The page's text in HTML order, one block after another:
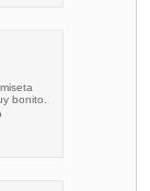
bonito.